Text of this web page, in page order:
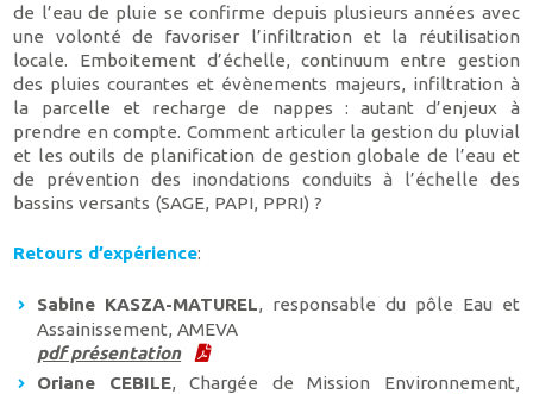
de l’eau de pluie se confirme depuis plusieurs années avec
une volonté de favoriser l’infiltration et la réutilisation
locale. Emboitement d’échelle, continuum entre gestion
des pluies courantes et évènements majeurs, infiltration à
la parcelle et recharge de nappes : autant d’enjeux à
prendre en compte. Comment articuler la gestion du pluvial
et les outils de planification de gestion globale de l’eau et
de prévention des inondations conduits à l’échelle des
bassins versants (SAGE, PAPI, PPRI) ?
Retours d’expérience:
Sabine KASZA-MATUREL, responsable du pôle Eau et
Assainissement, AMEVA
pdf présentation
Oriane CEBILE, Chargée de Mission Environnement,